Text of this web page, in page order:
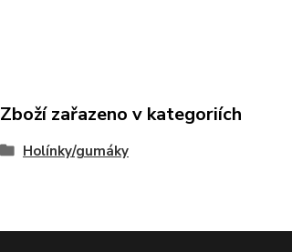
Zboží zařazeno v kategoriích
Holínky/gumáky